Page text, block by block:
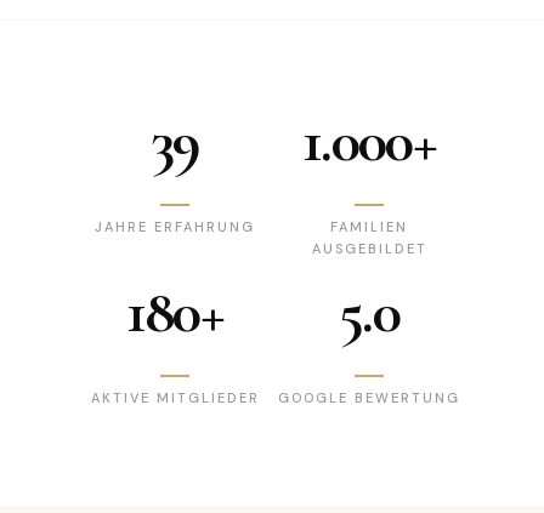
39
JAHRE ERFAHRUNG
1.000+
FAMILIEN
AUSGEBILDET
180+
AKTIVE MITGLIEDER
5.0
GOOGLE BEWERTUNG